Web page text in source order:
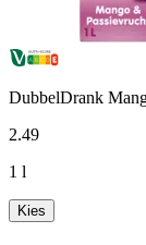
DubbelDrank
2.49
1 l
Kies